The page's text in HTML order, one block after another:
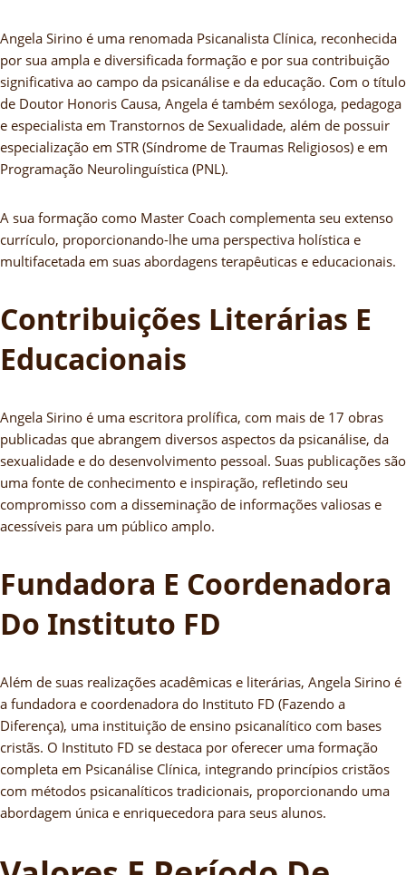
Angela Sirino é uma renomada Psicanalista Clínica, reconhecida
por sua ampla e diversificada formação e por sua contribuição
significativa ao campo da psicanálise e da educação. Com o título
de Doutor Honoris Causa, Angela é também sexóloga, pedagoga
e especialista em Transtornos de Sexualidade, além de possuir
especialização em STR (Síndrome de Traumas Religiosos) e em
Programação Neurolinguística (PNL).
A sua formação como Master Coach complementa seu extenso
currículo, proporcionando-lhe uma perspectiva holística e
multifacetada em suas abordagens terapêuticas e educacionais.
Contribuições Literárias E
Educacionais
Angela Sirino é uma escritora prolífica, com mais de 17 obras
publicadas que abrangem diversos aspectos da psicanálise, da
sexualidade e do desenvolvimento pessoal. Suas publicações são
uma fonte de conhecimento e inspiração, refletindo seu
compromisso com a disseminação de informações valiosas e
acessíveis para um público amplo.
Fundadora E Coordenadora
Do Instituto FD
Além de suas realizações acadêmicas e literárias, Angela Sirino é
a fundadora e coordenadora do Instituto FD (Fazendo a
Diferença), uma instituição de ensino psicanalítico com bases
cristãs. O Instituto FD se destaca por oferecer uma formação
completa em Psicanálise Clínica, integrando princípios cristãos
com métodos psicanalíticos tradicionais, proporcionando uma
abordagem única e enriquecedora para seus alunos.